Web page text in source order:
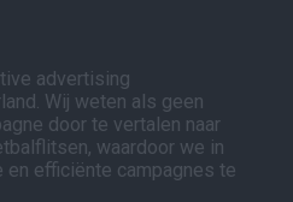
advertising
Wij weten als geen
door te vertalen naar
waardoor we in
efficiënte campagnes te